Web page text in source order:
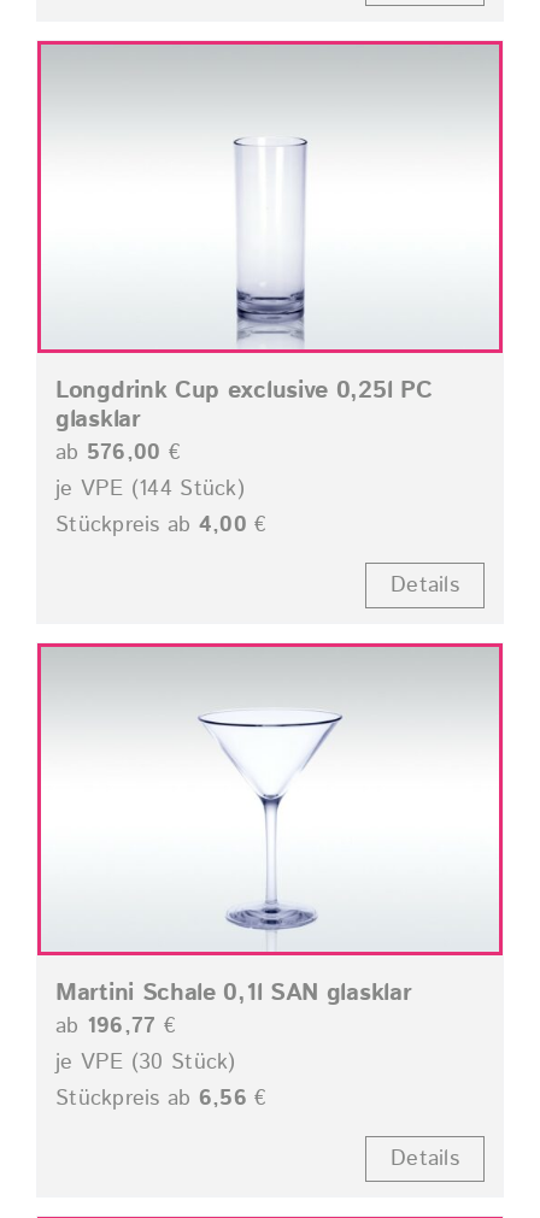
Longdrink Cup exclusive 0,25l PC
glasklar
ab 576,00 €
je VPE (144 Stück)
Stückpreis ab 4,00 €
Details
Martini Schale 0,1l SAN glasklar
ab 196,77 €
je VPE (30 Stück)
Stückpreis ab 6,56 €
Details